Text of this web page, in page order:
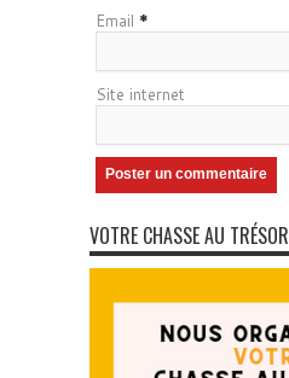
Email *
Site internet
VOTRE CHASSE AU TRÉSOR